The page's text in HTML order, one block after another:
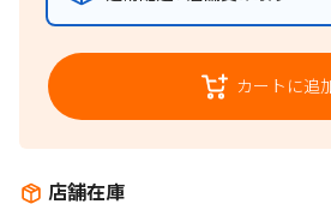
カートに追
店舗在庫